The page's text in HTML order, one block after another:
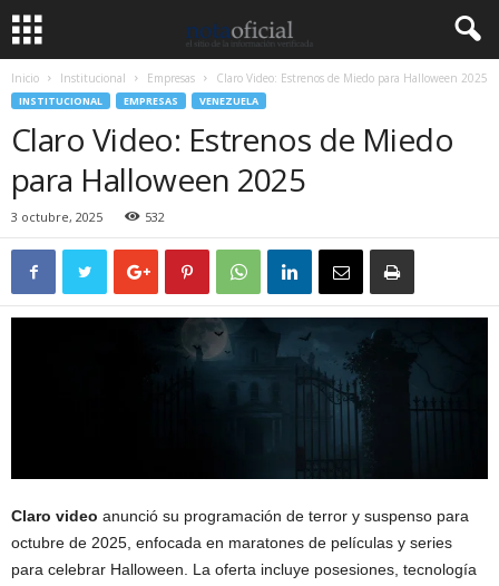
Inicio Institucional Empresas Claro Video: Estrenos de Miedo para Halloween 2025
INSTITUCIONAL EMPRESAS VENEZUELA
Claro Video: Estrenos de Miedo
para Halloween 2025
3 octubre, 2025 532
Claro video anunció su programación de terror y suspenso para
octubre de 2025, enfocada en maratones de películas y series
para celebrar Halloween. La oferta incluye posesiones, tecnología